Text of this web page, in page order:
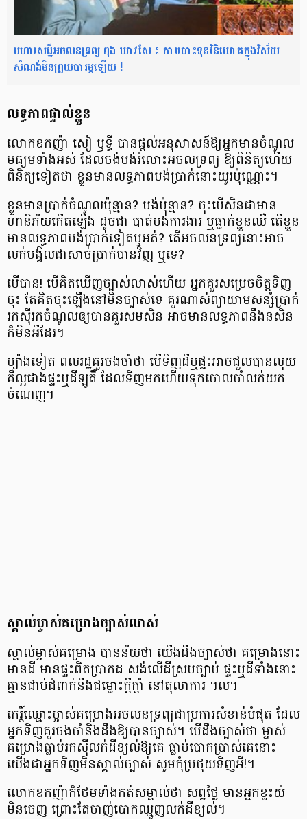
មហាសេដ្ឋីអចលនទ្រព្យ ពុង ឃាវសែ ៖ ការបោះទុនវិនិយោគក្នុងវិស័យ
សំណង់មិនព្រួយបារម្ភឡើយ !
លទ្ធភាព​​ផ្ទាល់​​ខ្លួន
លោកឧកញ៉ា សៀ ឫទ្ធី បាន​ផ្តល់​អនុសាសន៍​ឱ្យ​អ្នក​មាន​ចំណូល​
មធ្យម​ទាំង​អស់ ដែល​ចង់​បង់​រំលោះ​អចលទ្រព្យ ឱ្យ​ពិនិត្យ​ហើយ​
ពិនិត្យ​ទៀត​ថា ខ្លួន​មាន​លទ្ធភាព​បង់​ប្រាក់​នោះ​យូរ​ប៉ុណ្ណោះ។
ខ្លួន​មាន​ប្រាក់​ចំណូល​ប៉ុន្មាន? បង់​ប៉ុន្មាន? ចុះ​បើ​សិន​ជា​មាន​
ហានិភ័យ​កើត​ឡើង ដូចជា បាត់បង់​ការងារ ឬ​ធ្លាក់​ខ្លួន​ឈឺ តើ​ខ្លួន​
មាន​លទ្ធភាព​បង់​ប្រាក់​ទៀត​ឬ​អត់? តើ​អចលនទ្រព្យ​នោះ​អាច​
លក់​បង្វិល​ជា​សាច់​ប្រាក់​បាន​វិញ ឬទេ?
បើ​បាន! បើ​គិត​ឃើញ​ច្បាស់​លាស់​ហើយ អ្នក​គួរ​សម្រេច​ចិត្ត​ទិញ​
ចុះ តែ​គិត​ចុះ​ឡើង​នៅ​មិន​ច្បាស់​ទេ គួរ​ណាស់​ព្យាយាម​សន្សំ​ប្រាក់
រកស៊ី​រក​ចំណូល​ឲ្យ​បាន​គួរសម​សិន អាច​មាន​លទ្ធភាព​នឹងន​សិន
ក៏​មិន​អី​ដែរ។
ម្យ៉ាងទៀត ពលរដ្ឋ​គួរ​ចងចាំ​ថា បើ​ទិញ​ដី​ឬ​ផ្ទះ​អាច​ជួល​បាន​លុយ
គឺ​ល្អ​ជាង​ផ្ទះ​ឬ​ដី​ឡូតិ៍ ដែល​ទិញ​មក​ហើយ​ទុក​ចោល​ចាំ​លក់​យក​
ចំណេញ។
ស្គាល់​ម្ចាស់​​គម្រោង​​ច្បាស់​លាស់
ស្គាល់​ម្ចាស់​គម្រោង​ បាន​ន័យ​ថា យើង​ដឹង​ច្បាស់​ថា គម្រោង​នោះ​
មាន​ដី មាន​ផ្ទះ​ពិត​ប្រាកដ សង់​លើ​ដី​ស្រប​ច្បាប់ ផ្ទះ​ឬ​ដី​ទាំង​នោះ​
គ្មាន​ជាប់​ជំពាក់​នឹង​ជម្លោះ​ក្តីក្ដាំ នៅ​តុលាការ ។ល។
កេរ្តិ៍​ឈ្មោះ​ម្ចាស់​គម្រោង​អចលនទ្រព្យ​ជា​ប្រការ​សំខាន់​បំផុត ដែល​
អ្នក​ទិញ​គួរ​ចងចាំ​និង​ដឹង​ឱ្យ​បាន​ច្បាស់។ បើ​ដឹង​ច្បាស់​ថា ម្ចាស់​
គម្រោង​ធ្លាប់​រកស៊ី​លក់​ដី​ខ្យល់​ឱ្យ​គេ ធ្លាប់​បោក​ប្រាស់​គេ​នោះ
យើង​ជា​អ្នក​ទិញ​មិន​ស្គាល់​ច្បាស់ សូម​កុំ​ប្រថុយ​ទិញ​អី!។
លោក​ឧកញ៉ា​ក៏​ថែម​ទាំង​កត់​សម្គាល់​ថា សព្វថ្ងៃ មាន​អ្នក​ខ្លះ​យំ​
មិន​ចេញ ​ព្រោះ​តែ​ចាញ់​បោក​ឈ្មួញ​លក់​ដី​ខ្យល់។